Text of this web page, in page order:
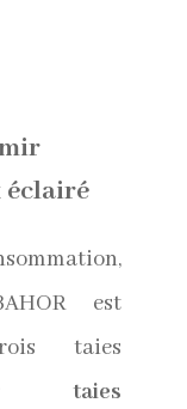
éclairé
est
taies
taies